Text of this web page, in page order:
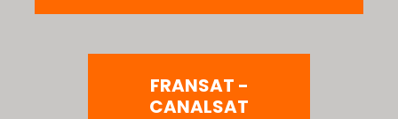
FRANSAT -
CANALSAT